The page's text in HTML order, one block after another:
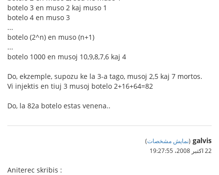
botelo 3 en muso 2 kaj muso 1
botelo 4 en muso 3
...
botelo (2^n) en muso (n+1)
...
botelo 1000 en musoj 10,9,8,7,6 kaj 4
Do, ekzemple, supozu ke la 3-a tago, musoj 2,5 kaj 7 mortos.
Vi injektis en tiuj 3 musoj botelo 2+16+64=82
Do, la 82a botelo estas venena..
galvis
(نمایش مشخصات)
22 اکتبر 2008،‏ 19:27:55
Aniterec skribis :